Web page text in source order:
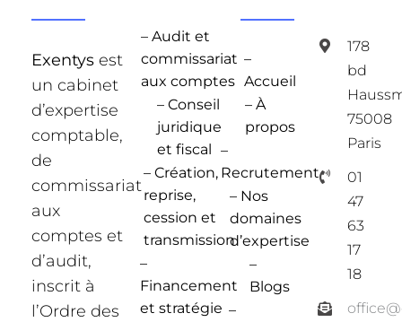
Exentys est
un cabinet
d’expertise
comptable,
de
commissariat
aux
comptes et
d’audit,
inscrit à
l’Ordre des
– Audit et
commissariat
aux comptes
– Conseil
juridique
et fiscal
– Création,
reprise,
cession et
transmission
–
Financement
et stratégie
–
Accueil
– À
propos
–
Recrutement
– Nos
domaines
d’expertise
–
Blogs
–
178
bd
75008
Paris
01
47
63
17
18